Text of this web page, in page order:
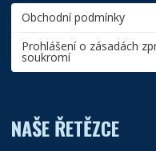
Obchodní podmínky
Prohlášení o zásadách
soukromí
NAŠE ŘETĚZCE